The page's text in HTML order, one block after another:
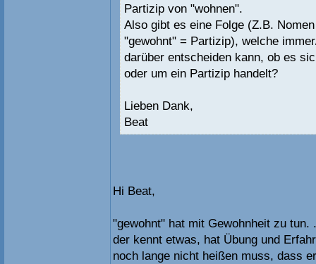
Partizip von "wohnen".
Also gibt es eine Folge (Z.B.
"gewohnt" = Partizip), welche
darüber entscheiden kann, ob es
oder um ein Partizip handelt?
Lieben Dank,
Beat
Hi Beat,
"gewohnt" hat mit Gewohnheit zu
der kennt etwas, hat Übung und
noch lange nicht heißen muss, dass